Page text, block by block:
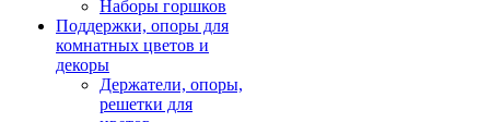
Наборы горшков
Поддержки, опоры для
комнатных цветов и
декоры
Держатели, опоры,
решетки для